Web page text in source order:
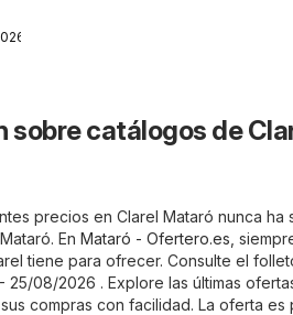
sobre catálogos de
precios en Clarel Mataró nunca
En Mataró - Ofertero.es ,
tiene para ofrecer. Consulte el
25/08/2026 . Explore las últimas
compras con facilidad. La oferta es